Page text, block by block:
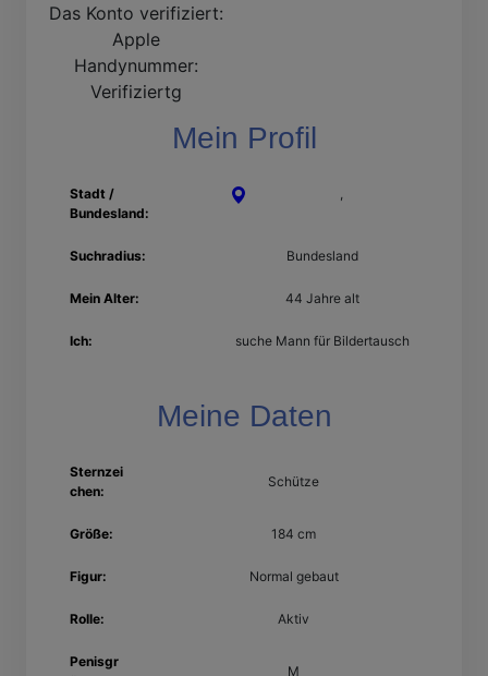
Das Konto verifiziert:
Apple
Handynummer:
Verifiziertg
Mein Profil
Stadt /
Bundesland:
,
Suchradius: Bundesland
Mein Alter: 44 Jahre alt
Ich: suche Mann für Bildertausch
Meine Daten
Sternzei
chen:
Schütze
Größe: 184 cm
Figur: Normal gebaut
Rolle: Aktiv
Penisgr
M